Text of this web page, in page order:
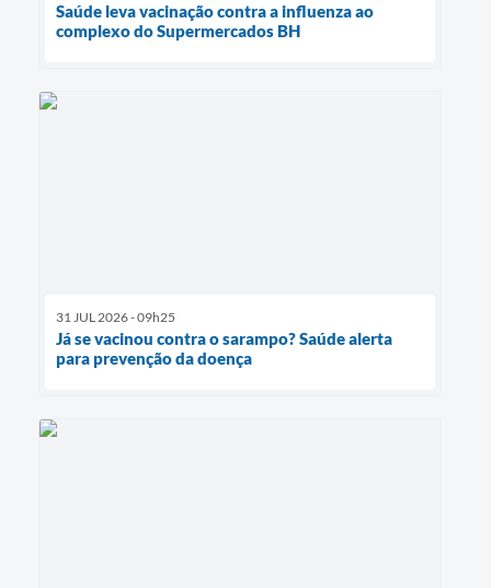
Saúde leva vacinação contra a influenza ao
complexo do Supermercados BH
31 JUL 2026 - 09h25
Já se vacinou contra o sarampo? Saúde alerta
para prevenção da doença